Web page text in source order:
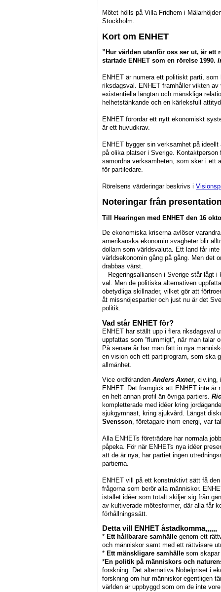
Mötet hölls på Villa Fridhem i
Stockholm.
Kort om ENHET
”Hur världen utanför oss ser ut, är ett
startade ENHET som en rörelse 1990.
ENHET är numera ett politiskt parti,
riksdagsval. ENHET framhåller vikten
existentiella längtan och mänskliga
helhetstänkande och en kärleksfull
ENHET förordar ett nytt ekonomiskt
är ett huvudkrav.
ENHET bygger sin verksamhet på
på olika platser i Sverige.
samordna verksamheten, som sker i ett
för partiledare.
Rörelsens värderingar beskrivs i
Noteringar från
Till Hearingen med ENHET den 16
De ekonomiska kriserna avlöser
amerikanska ekonomin svagheter blir
dollarn som världsvaluta. Ett land får
världsekonomin gång på gång. Men det
drabbas värst.
Regeringsalliansen i Sverige står lågt i
val. Men de politiska alternativen
obetydliga skillnader, vilket gör att
åt missnöjespartier och just nu är det
politik.
Vad står ENHET för?
ENHET har ställt upp i flera riksdagsval
uppfattas som ”flummigt”, när man
På senare år har man fått in nya
en vision och ett partiprogram, som ska
allmänhet.
Vice ordföranden Anders Axner, civ.ing,
ENHET. Det framgick att ENHET inte är
en helt annan profil än övriga partiers.
kompletterade med idéer kring
sjukgymnast, kring sjukvård. Längst
Svensson , företagare inom energi, var
Alla ENHETs företrädare har normala
påpeka. För när ENHETs nya idéer
att de är nya, har partiet ingen
partierna.
ENHET vill på ett konstruktivt sätt få
frågorna som berör alla människor.
istället idéer som totalt skiljer sig från
av kultiverade mötesformer, där alla får
förhållningssätt.
Detta vill ENHET åstadkomma,,,,,,
* Ett hållbarare samhälle genom ett
och människor samt med ett rättvisare
* Ett mänskligare samhälle som
*En politik på människors och
forskning. Det alternativa Nobelpriset i
forskning om hur människor egentligen
världen är uppbyggd som om de inte